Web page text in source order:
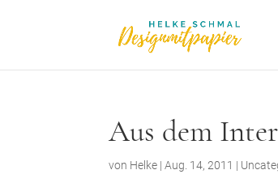
Aus dem
von Helke |Aug. 14, 2011 |